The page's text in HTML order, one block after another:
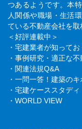
つあるようです。本
人関係や職場・生活
ている不動産会社を取
＜好評連載中＞
・宅建業者が知って
・事例研究・適正な
・関連法規Q&A
・一問一答！建築のキ
・宅建ケーススタデ
・WORLD VIEW